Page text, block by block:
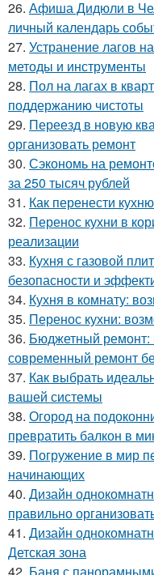
26. Афиша Дидюли в
личный календарь
27. Устранение лагов
методы и инструменты
28. Пол на лагах в
поддержанию чистоты
29. Переезд в новую
организовать ремонт
30. Сэкономь на
за 250 тысяч рублей
31. Как перенести
32. Перенос кухни в
реализации
33. Кухня с газовой
безопасности и
34. Кухня в комнату:
35. Перенос кухни:
36. Бюджетный ремонт:
современный ремонт
37. Как выбрать
вашей системы
38. Огород на
превратить балкон в
39. Погружение в мир
начинающих
40. Дизайн
правильно
41. Дизайн
Детская зона
42. Баня с